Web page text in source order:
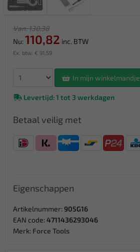
Van: 130,38
Nu: 110,82 inc. BTW
Ex. btw: € 91,59
In mijn winkelmandje
Levertijd: 1 tot 3 werkdagen
Betaal veilig met
Eigenschappen
Artikelnummer: 905G16
EAN code: 4711436293046
Merk: Force Tools